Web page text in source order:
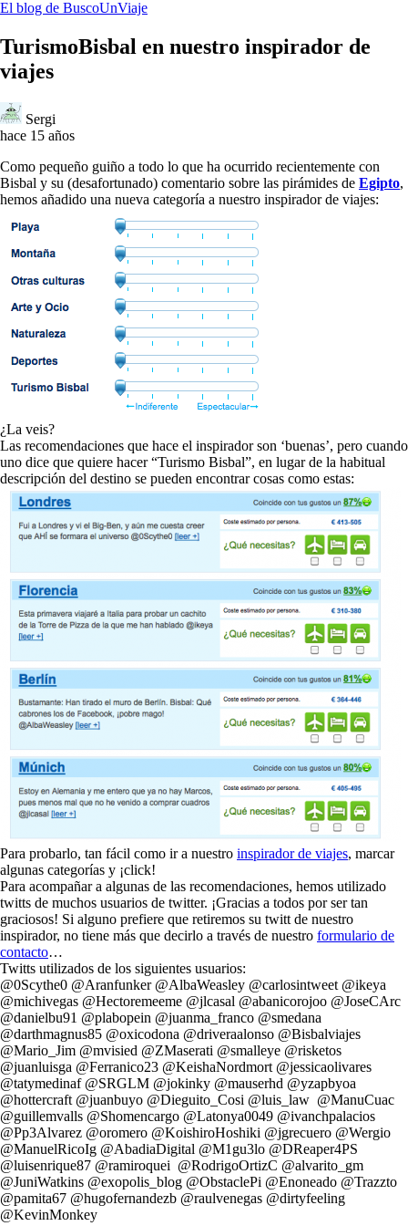
El blog de BuscoUnViaje
TurismoBisbal en nuestro inspirador de
viajes
Sergi
hace 15 años
Como pequeño guiño a todo lo que ha ocurrido recientemente con
Bisbal y su (desafortunado) comentario sobre las pirámides de Egipto,
hemos añadido una nueva categoría a nuestro inspirador de viajes:
¿La veis?
Las recomendaciones que hace el inspirador son ‘buenas’, pero cuando
uno dice que quiere hacer “Turismo Bisbal”, en lugar de la habitual
descripción del destino se pueden encontrar cosas como estas:
Para probarlo, tan fácil como ir a nuestro inspirador de viajes, marcar
algunas categorías y ¡click!
Para acompañar a algunas de las recomendaciones, hemos utilizado
twitts de muchos usuarios de twitter. ¡Gracias a todos por ser tan
graciosos! Si alguno prefiere que retiremos su twitt de nuestro
inspirador, no tiene más que decirlo a través de nuestro formulario de
contacto…
Twitts utilizados de los siguientes usuarios:
@0Scythe0 @Aranfunker @AlbaWeasley @carlosintweet @ikeya
@michivegas @Hectoremeeme @jlcasal @abanicorojoo @JoseCArc
@danielbu91 @plabopein @juanma_franco @smedana
@darthmagnus85 @oxicodona @driveraalonso @Bisbalviajes
@Mario_Jim @mvisied @ZMaserati @smalleye @risketos
@juanluisga @Ferranico23 @KeishaNordmort @jessicaolivares
@tatymedinaf @SRGLM @jokinky @mauserhd @yzapbyoa
@hottercraft @juanbuyo @Dieguito_Cosi @luis_law @ManuCuac
@guillemvalls @Shomencargo @Latonya0049 @ivanchpalacios
@Pp3Alvarez @oromero @KoishiroHoshiki @jgrecuero @Wergio
@ManuelRicoIg @AbadiaDigital @M1gu3lo @DReaper4PS
@luisenrique87 @ramiroquei‎ @RodrigoOrtizC @alvarito_gm
@JuniWatkins @exopolis_blog @ObstaclePi @Enoneado @Trazzto
@pamita67 @hugofernandezb @raulvenegas @dirtyfeeling
@KevinMonkey